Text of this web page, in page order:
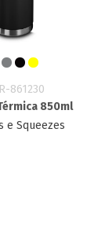
861230
850ml
e Squeezes